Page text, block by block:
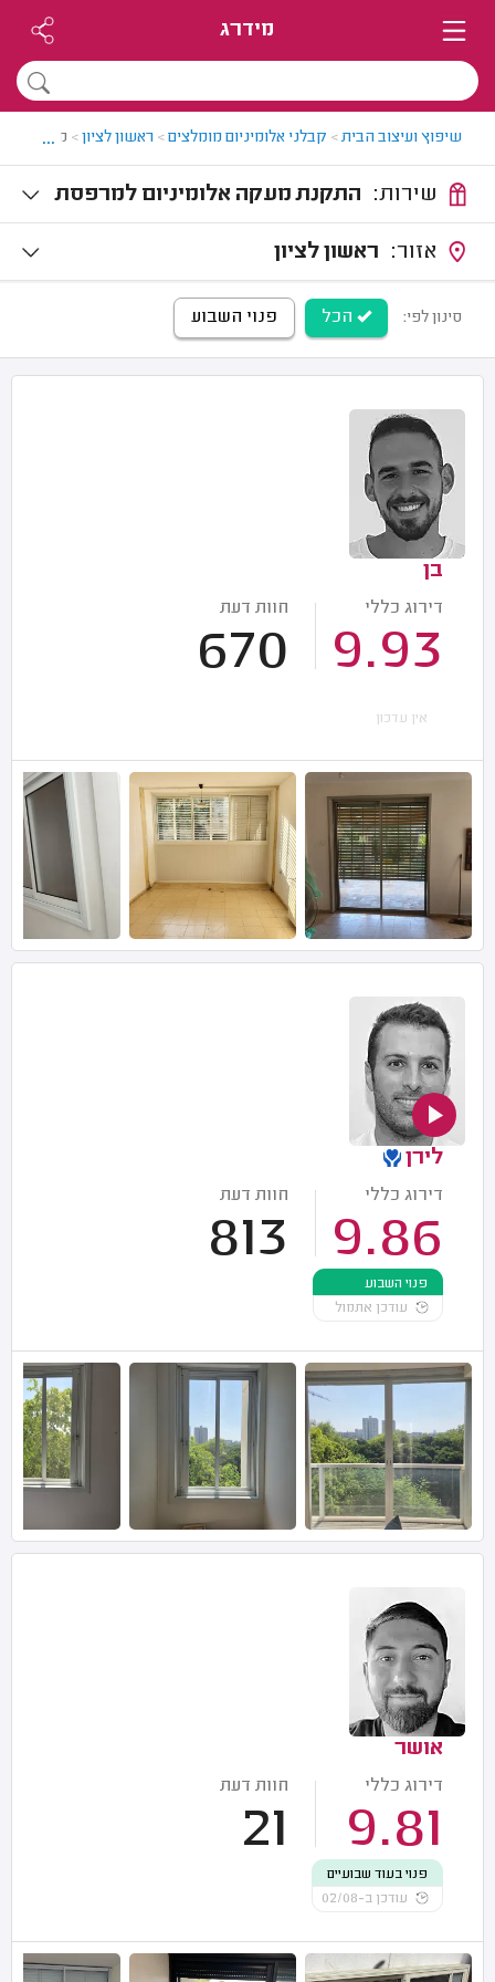
מידרג
שיפוץ ועיצוב הבית> קבלני אלומיניום מומלצים> ראשון לציון> מעקות
...
התקנת מעקה אלומיניום למרפסת
ראשון לציון
סינון לפי: הכל פנוי השבוע
בן
דירוג כללי
9.93
חוות דעת
670
אין עדכון
לירן
דירוג כללי
9.86
חוות דעת
813
פנוי השבוע
עודכן אתמול
אושר
דירוג כללי
9.81
חוות דעת
21
פנוי בעוד שבועיים
עודכן ב-02/08